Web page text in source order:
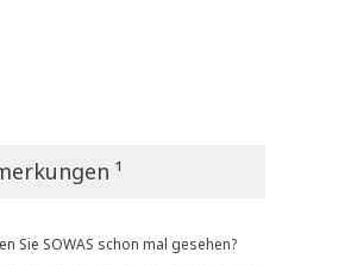
¹
Sie SOWAS schon mal gesehen?